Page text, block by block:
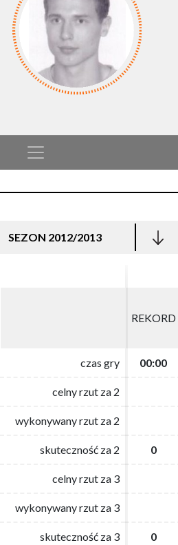
SEZON 2012/2013
REKORD
czas gry 00:00
celny rzut za 2
wykonywany rzut za 2
skuteczność za 2 0
celny rzut za 3
wykonywany rzut za 3
skuteczność za 3 0
REKORD
czas gry 00:00
celny rzut za 2
wykonywany rzut za 2
skuteczność za 2 0
celny rzut za 3
wykonywany rzut za 3
skuteczność za 3 0